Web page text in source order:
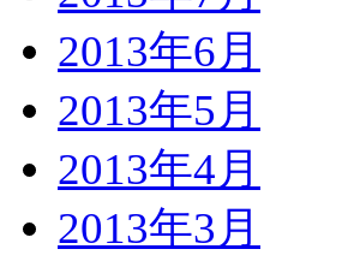
2013年6月
2013年5月
2013年4月
2013年3月